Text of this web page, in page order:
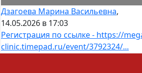
Дзагоева Марина Васильевна,
14.05.2026 в 17:03
Регистрация по ссылке - https://
clinic.timepad.ru/event/3792324/...